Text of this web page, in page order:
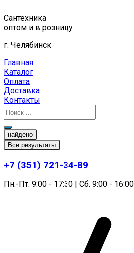
к
содержимому
Сантехника
оптом и в розницу
г. Челябинск
Главная
Каталог
Оплата
Доставка
Контакты
найдено
Все результаты
+7 (351) 721-34-89
Пн.-Пт. 9:00 - 17:30 | Сб. 9:00 - 16:00